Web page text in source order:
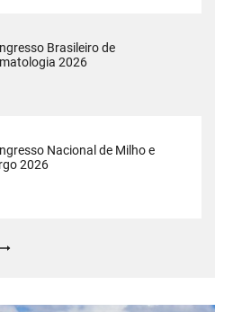
Brasileiro de
2026
Nacional de Milho e
2026